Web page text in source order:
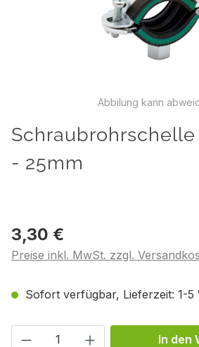
Abbilung kann
- 25mm
3,30 €
Preise inkl. MwSt. zzgl.
Sofort verfügbar, Lieferzeit: 1-5
Produkt Anzahl: GibIn den